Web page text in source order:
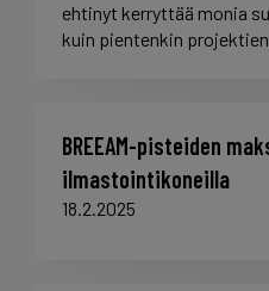
ehtinyt kerryttää monia
kuin pientenkin
BREEAM-pisteiden
ilmastointikoneilla
18.2.2025